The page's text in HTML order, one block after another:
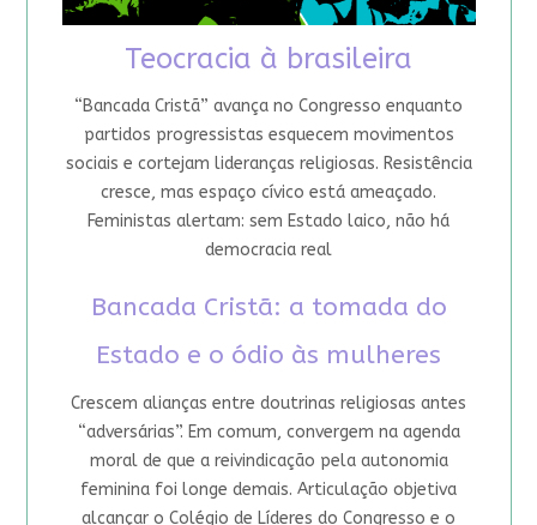
Teocracia à brasileira
“Bancada Cristã” avança no Congresso enquanto
partidos progressistas esquecem movimentos
sociais e cortejam lideranças religiosas. Resistência
cresce, mas espaço cívico está ameaçado.
Feministas alertam: sem Estado laico, não há
democracia real
Bancada Cristã: a tomada do
Estado e o ódio às mulheres
Crescem alianças entre doutrinas religiosas antes
“adversárias”. Em comum, convergem na agenda
moral de que a reivindicação pela autonomia
feminina foi longe demais. Articulação objetiva
alcançar o Colégio de Líderes do Congresso e o